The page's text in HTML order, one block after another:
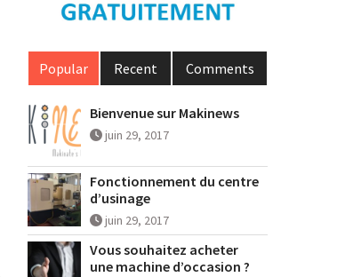
Popular Recent Comments
Bienvenue sur Makinews
juin 29, 2017
Fonctionnement du centre
d’usinage
juin 29, 2017
Vous souhaitez acheter
une machine d’occasion ?